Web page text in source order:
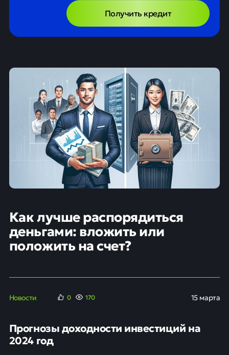
Получить кредит
Как лучше распорядиться
деньгами: вложить или
положить на счет?
Новости 0 170 15 марта
Прогнозы доходности инвестиций на
2024 год